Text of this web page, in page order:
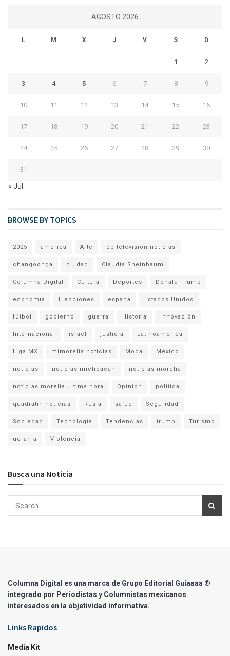
AGOSTO 2026
L M X J V S D
1 2
3 4 5 6 7 8 9
10 11 12 13 14 15 16
17 18 19 20 21 22 23
24 25 26 27 28 29 30
31
« Jul
BROWSE BY TOPICS
2025 america Arte cb television noticias
changoonga ciudad Claudia Sheinbaum
Columna Digital Cultura Deportes Donald Trump
economia Elecciones españa Estados Unidos
fútbol gobierno guerra Historia Innovación
Internacional israel justicia Latinoamérica
Liga MX mimorelia noticias Moda México
noticias noticias michoacan noticias morelia
noticias morelia ultima hora Opinion politica
quadratin noticias Rusia salud Seguridad
Sociedad Tecnología Tendencias trump Turismo
ucrania Violencia
Busca una Noticia
Columna Digital es una marca de Grupo Editorial Guíaaaa ®
integrado por Periodistas y Columnistas mexicanos
interesados en la objetividad informativa.
Links Rapidos
Media Kit